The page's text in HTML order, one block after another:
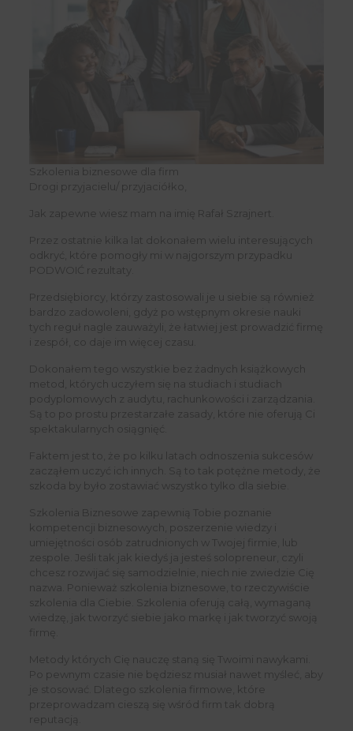
Szkolenia biznesowe dla firm
Drogi przyjacielu/ przyjaciółko,
Jak zapewne wiesz mam na imię Rafał Szrajnert.
Przez ostatnie kilka lat dokonałem wielu interesujących
odkryć, które pomogły mi w najgorszym przypadku
PODWOIĆ rezultaty.
Przedsiębiorcy, którzy zastosowali je u siebie są również
bardzo zadowoleni, gdyż po wstępnym okresie nauki
tych reguł nagle zauważyli, że łatwiej jest prowadzić firmę
i zespół, co daje im więcej czasu.
Dokonałem tego wszystkie bez żadnych książkowych
metod, których uczyłem się na studiach i studiach
podyplomowych z audytu, rachunkowości i zarządzania.
Są to po prostu przestarzałe zasady, które nie oferują Ci
spektakularnych osiągnięć.
Faktem jest to, że po kilku latach odnoszenia sukcesów
zacząłem uczyć ich innych. Są to tak potężne metody, że
szkoda by było zostawiać wszystko tylko dla siebie.
Szkolenia Biznesowe zapewnią Tobie poznanie
kompetencji biznesowych, poszerzenie wiedzy i
umiejętności osób zatrudnionych w Twojej firmie, lub
zespole. Jeśli tak jak kiedyś ja jesteś solopreneur, czyli
chcesz rozwijać się samodzielnie, niech nie zwiedzie Cię
nazwa. Ponieważ szkolenia biznesowe, to rzeczywiście
szkolenia dla Ciebie. Szkolenia oferują całą, wymaganą
wiedzę, jak tworzyć siebie jako markę i jak tworzyć swoją
firmę.
Metody których Cię nauczę staną się Twoimi nawykami.
Po pewnym czasie nie będziesz musiał nawet myśleć, aby
je stosować. Dlatego szkolenia firmowe, które
przeprowadzam cieszą się wśród firm tak dobrą
reputacją.